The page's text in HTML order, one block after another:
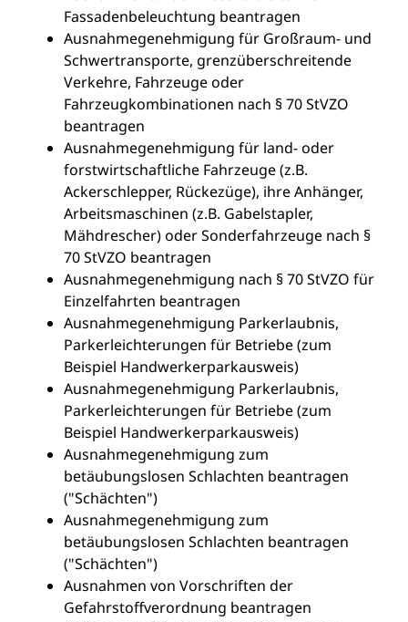
Fassadenbeleuchtung beantragen
Ausnahmegenehmigung für Großraum- und
Schwertransporte, grenzüberschreitende
Verkehre, Fahrzeuge oder
Fahrzeugkombinationen nach § 70 StVZO
beantragen
Ausnahmegenehmigung für land- oder
forstwirtschaftliche Fahrzeuge (z.B.
Ackerschlepper, Rückezüge), ihre Anhänger,
Arbeitsmaschinen (z.B. Gabelstapler,
Mähdrescher) oder Sonderfahrzeuge nach §
70 StVZO beantragen
Ausnahmegenehmigung nach § 70 StVZO für
Einzelfahrten beantragen
Ausnahmegenehmigung Parkerlaubnis,
Parkerleichterungen für Betriebe (zum
Beispiel Handwerkerparkausweis)
Ausnahmegenehmigung Parkerlaubnis,
Parkerleichterungen für Betriebe (zum
Beispiel Handwerkerparkausweis)
Ausnahmegenehmigung zum
betäubungslosen Schlachten beantragen
("Schächten")
Ausnahmegenehmigung zum
betäubungslosen Schlachten beantragen
("Schächten")
Ausnahmen von Vorschriften der
Gefahrstoffverordnung beantragen